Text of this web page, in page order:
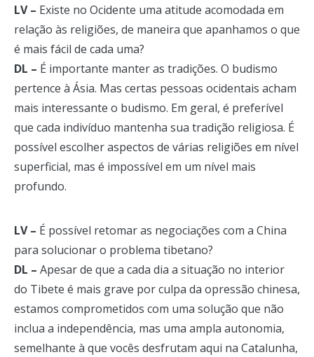
LV – Existe no Ocidente uma atitude acomodada em
relação às religiões, de maneira que apanhamos o que
é mais fácil de cada uma?
DL – É importante manter as tradições. O budismo
pertence à Ásia. Mas certas pessoas ocidentais acham
mais interessante o budismo. Em geral, é preferível
que cada indivíduo mantenha sua tradição religiosa. É
possível escolher aspectos de várias religiões em nível
superficial, mas é impossível em um nível mais
profundo.
LV – É possível retomar as negociações com a China
para solucionar o problema tibetano?
DL – Apesar de que a cada dia a situação no interior
do Tibete é mais grave por culpa da opressão chinesa,
estamos comprometidos com uma solução que não
inclua a independência, mas uma ampla autonomia,
semelhante à que vocês desfrutam aqui na Catalunha,